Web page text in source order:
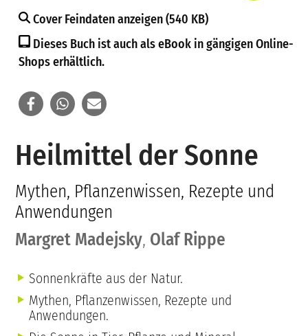
Cover Feindaten anzeigen (540 KB)
Dieses Buch ist auch als eBook in gängigen Online-
Shops erhältlich.
Heilmittel der Sonne
Mythen, Pflanzenwissen, Rezepte und
Anwendungen
Margret Madejsky, Olaf Rippe
Sonnenkräfte aus der Natur.
Mythen, Pflanzenwissen, Rezepte und
Anwendungen.